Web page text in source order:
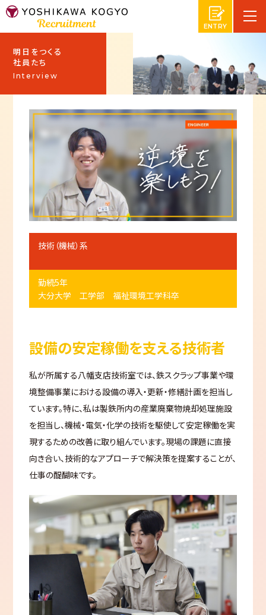
明日をつくる
社員たち
Interview
技術（機械）系
勤続5年
大分大学 工学部 福祉環境工学科卒
設備の安定稼働を支える技術者
私が所属する八幡支店技術室では、鉄スクラップ事業や環
境整備事業における設備の導入・更新・修繕計画を担当し
ています。特に、私は製鉄所内の産業廃棄物焼却処理施設
を担当し、機械・電気・化学の技術を駆使して安定稼働を実
現するための改善に取り組んでいます。現場の課題に直接
向き合い、技術的なアプローチで解決策を提案することが、
仕事の醍醐味です。